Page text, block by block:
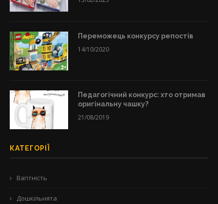
Переможець конкурсу репостів
14/10/2020
Педагогічний конкурс: хто отримав
оригінальну чашку?
21/08/2019
КАТЕГОРІЇ
Вагітність
Дошкільнята